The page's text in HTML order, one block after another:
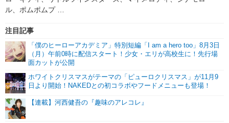
ル、ポムポムプ …
注目記事
「僕のヒーローアカデミア」特別短編「I am a hero too」8月3日
（月）午前0時に配信スタート！少女・エリが高校生に！先行場
面カットが公開
ホワイトクリスマスがテーマの「ピューロクリスマス」が11月9
日より開始！NAKEDとの初コラボやフードメニューも登場！
【連載】河西健吾の『趣味のアレコレ』